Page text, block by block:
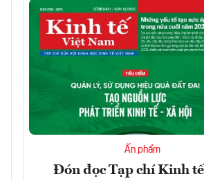
Ấn phẩm
Đón đọc Tạp chí Kinh